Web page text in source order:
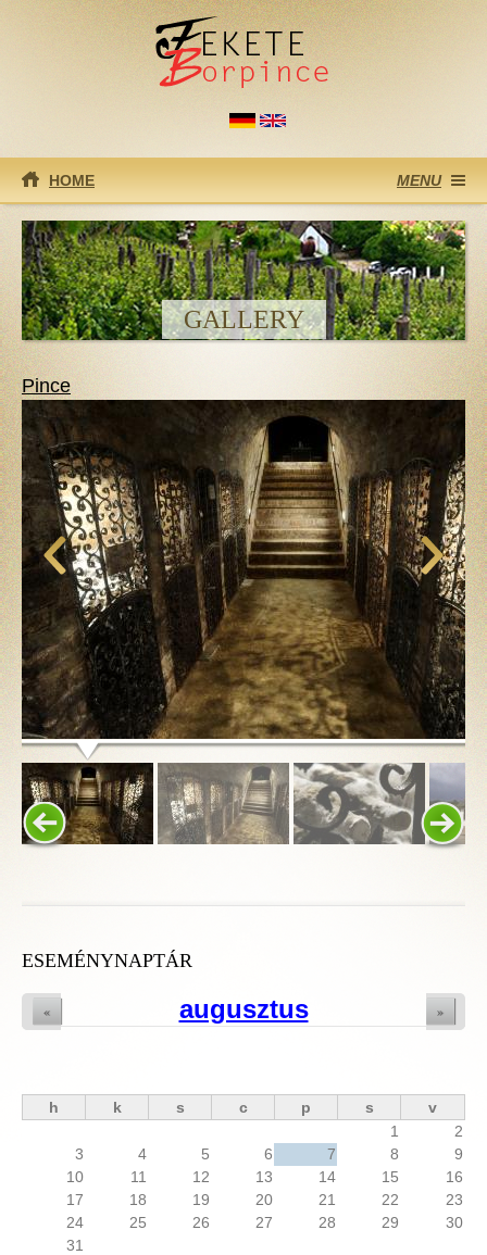
Ugrás a tartalomra
HOME MENU
GALLERY
Pince
ESEMÉNYNAPTÁR
augusztus
« »
h k s c p s
v
1
2
3
4 5 6 7 8
9
10
11 12 13 14 15
16
17
18 19 20 21 22
23
24
25 26 27 28 29
30
31